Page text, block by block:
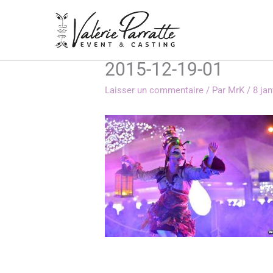
2015-12-19-01
Laisser un commentaire / Par MrK/ 8